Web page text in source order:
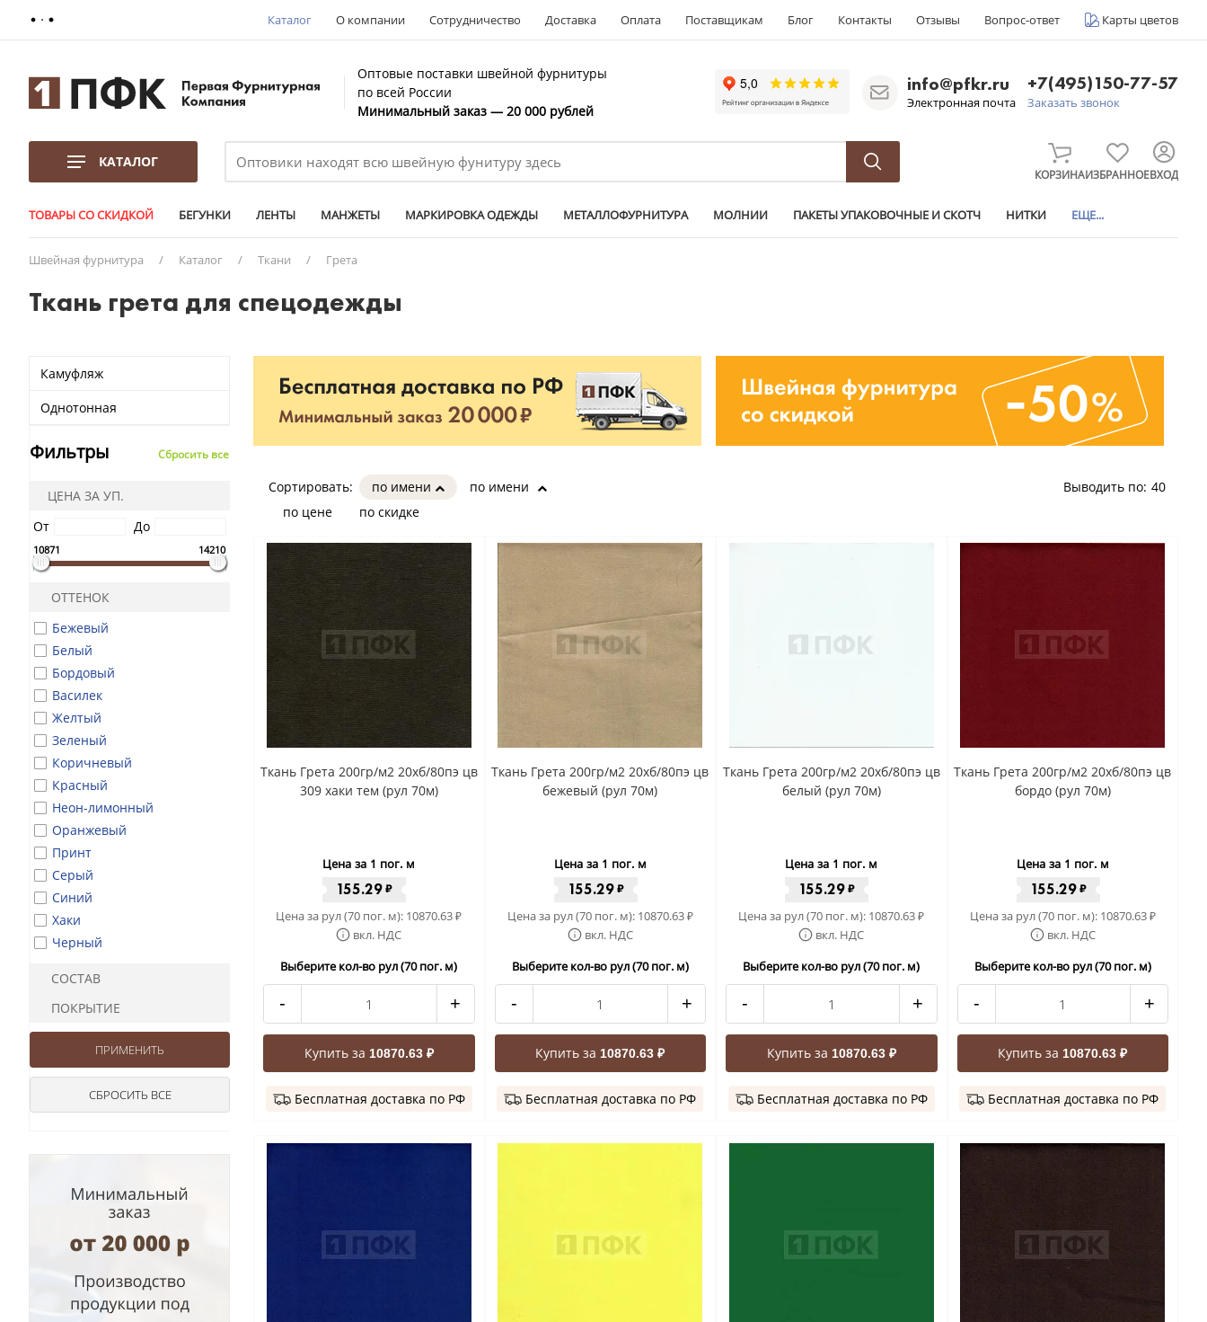
Каталог О компании Сотрудничество Доставка Оплата Поставщикам Блог Контакты Отзывы Вопрос-ответ Карты цветов
Оптовые поставки швейной фурнитуры
по всей России
Минимальный заказ — 20 000 рублей
info@pfkr.ru
Электронная почта
+7(495)150-77-57
Заказать звонок
КАТАЛОГ
КОРЗИНАИЗБРАННОЕВХОД
ТОВАРЫ СО СКИДКОЙ БЕГУНКИ ЛЕНТЫ МАНЖЕТЫ МАРКИРОВКА ОДЕЖДЫ МЕТАЛЛОФУРНИТУРА МОЛНИИ ПАКЕТЫ УПАКОВОЧНЫЕ И СКОТЧ НИТКИ ЕЩЕ...
Швейная фурнитура / Каталог / Ткани / Грета
Ткань грета для спецодежды
Камуфляж
Однотонная
Фильтры Сбросить все
ЦЕНА ЗА УП.
От
До
10871 14210
ОТТЕНОК
Бежевый
Белый
Бордовый
Василек
Желтый
Зеленый
Коричневый
Красный
Неон-лимонный
Оранжевый
Принт
Серый
Синий
Хаки
Черный
СОСТАВ
ПОКРЫТИЕ
Сортировать:
по имени
по цене
по скидке
по имени Выводить по: 40
Ткань Грета 200гр/м2 20хб/80пэ цв
309 хаки тем (рул 70м)
Цена за 1 пог. м
155.29₽
Цена за рул (70 пог. м): 10870.63₽
вкл. НДС
Выберите кол-во рул (70 пог. м)
- +
Купить за 10870.63 ₽
Бесплатная доставка по РФ
Ткань Грета 200гр/м2 20хб/80пэ цв
бежевый (рул 70м)
Цена за 1 пог. м
155.29₽
Цена за рул (70 пог. м): 10870.63₽
вкл. НДС
Выберите кол-во рул (70 пог. м)
- +
Купить за10870.63 ₽
Бесплатная доставка по РФ
Ткань Грета 200гр/м2 20хб/80пэ цв
белый (рул 70м)
Цена за 1 пог. м
155.29₽
Цена за рул (70 пог. м): 10870.63₽
вкл. НДС
Выберите кол-во рул (70 пог. м)
- +
Купить за 10870.63 ₽
Бесплатная доставка по РФ
Ткань Грета 200гр/м2 20хб/80пэ цв
бордо (рул 70м)
Цена за 1 пог. м
155.29₽
Цена за рул (70 пог. м): 10870.63₽
вкл. НДС
Выберите кол-во рул (70 пог. м)
- +
Купить за10870.63 ₽
Бесплатная доставка по РФ